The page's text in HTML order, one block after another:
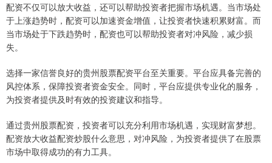
配资不仅可以放大收益，还可以帮助投资者把握市场机遇。当市场处
于上涨趋势时，配资可以加速资金增值，让投资者快速积累财富。而
当市场处于下跌趋势时，配资也可以帮助投资者对冲风险，减少损
失。
选择一家信誉良好的贵州股票配资平台至关重要。平台应具备完善的
风控体系，保障投资者资金安全。同时，平台应提供专业化的服务，
为投资者提供及时有效的投资建议和指导。
通过贵州股票配资，投资者可以充分利用市场机遇，实现财富梦想。
配资放大收益配资炒股什么意思，对冲风险，为投资者提供了在股票
市场中取得成功的有力工具。